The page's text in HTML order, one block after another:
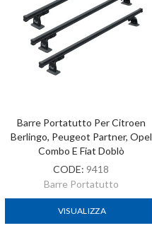
Barre Portatutto Per Citroen
Berlingo, Peugeot Partner, Opel
Combo E Fiat Doblò
CODE: 9418
Barre Portatutto
VISUALIZZA